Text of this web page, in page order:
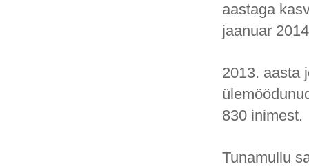
aastaga
jaanuar
2013. aasta
830 inimest.
Tunamullu